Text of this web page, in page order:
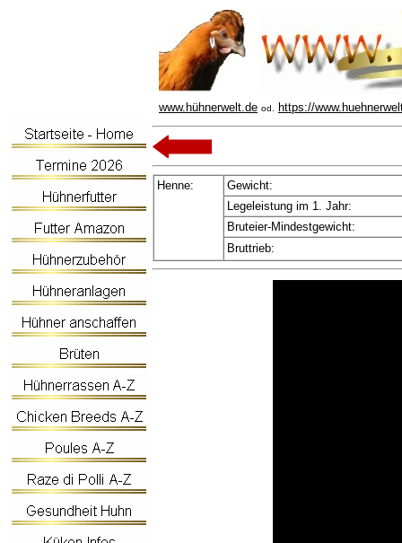
www.hühnerwelt.de od. https://
Henne:
Gewicht:
Legeleistung im 1. Jahr:
Bruteier-Mindestgewicht:
Bruttrieb: